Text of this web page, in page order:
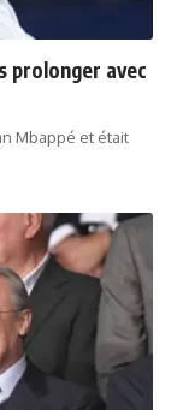
prolonger avec
Mbappé et était